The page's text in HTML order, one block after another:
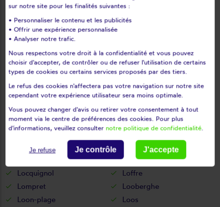
Le maisnil
Lecelles
Lederzeele
Ledringhem
Leers
Leffrinckoucke
Lesdain
Lesquin
Leval
Lewarde
Lez-fontaine
Lezennes
Liessies
Lieu-saint-amand
Ligny-en-cambrésis
Limont-fontaine
Linselles
Locquignol
Loffre
Lompret
Looberghe
Loon-plage
Loos
sur notre site pour les finalités suivantes :
• Personnaliser le contenu et les publicités
• Offrir une expérience personnalisée
• Analyser notre trafic.
Nous respectons votre droit à la confidentialité et vous pouvez
choisir d'accepter, de contrôler ou de refuser l'utilisation de certains
types de cookies ou certains services proposés par des tiers.
Le refus des cookies n'affectera pas votre navigation sur notre site
cependant votre expérience utilisateur sera moins optimale.
Vous pouvez changer d'avis ou retirer votre consentement à tout
moment via le centre de préférences des cookies. Pour plus
d'informations, veuillez consulter notre politique de confidentialité.
Je refuse Je contrôle J'accepte